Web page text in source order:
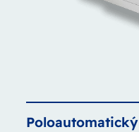
Poloautomatický